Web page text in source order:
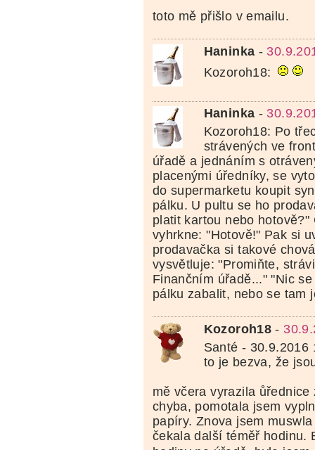
toto mě přišlo v emailu.
Haninka -
Kozoroh18:
Haninka -
Kozoroh18: Po
strávených ve
úřadě a jednáním s
placenými úředníky, se
do supermarketu koupit
pálku. U pultu se ho
platit kartou nebo hotově?"
vyhrkne: "Hotově!" Pak si
prodavačka si takové
vysvětluje: "Promiňte,
Finančním úřadě..." "Nic
pálku zabalit, nebo se tam
Kozoroh18 -
Santé - 30.9.2016
to je bezva, že
mě včera vyrazila
chyba, pomotala jsem
papíry. Znova jsem
čekala další téměř hodinu.